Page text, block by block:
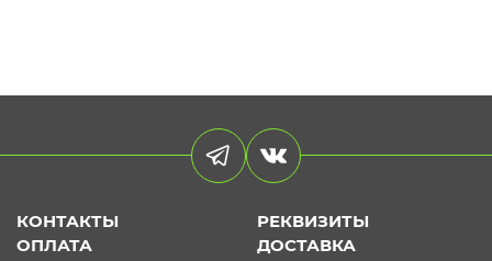
КОНТАКТЫ
РЕКВИЗИТЫ
ОПЛАТА
ДОСТАВКА